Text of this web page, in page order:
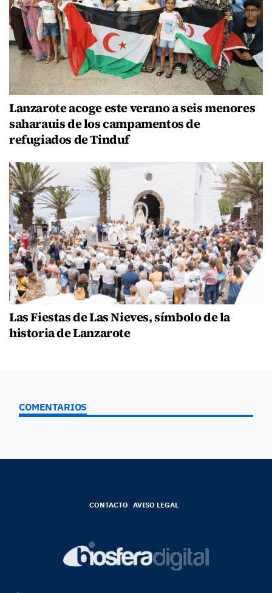
Lanzarote acoge este verano a seis menores
saharauis de los campamentos de
refugiados de Tinduf
Las Fiestas de Las Nieves, símbolo de la
historia de Lanzarote
COMENTARIOS
CONTACTO AVISO LEGAL